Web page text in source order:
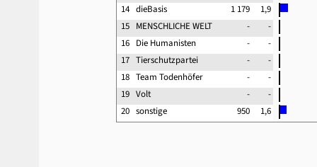
14 dieBasis 1 179
1,9
15 MENSCHLICHE WELT -
-
16 Die Humanisten -
-
17 Tierschutzpartei -
-
18 Team Todenhöfer -
-
19 Volt -
-
20 sonstige 950 1,6